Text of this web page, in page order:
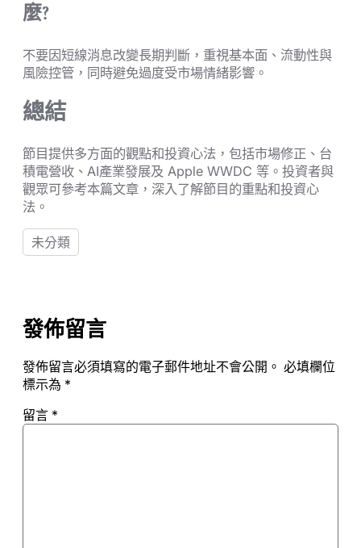
麼?
不要因短線消息改變長期判斷，重視基本面、流動性與
風險控管，同時避免過度受市場情緒影響。
總結
節目提供多方面的觀點和投資心法，包括市場修正、台
積電營收、AI產業發展及 Apple WWDC 等。投資者與
觀眾可參考本篇文章，深入了解節目的重點和投資心
法。
未分類
發佈留言
發佈留言必須填寫的電子郵件地址不會公開。 必填欄位
標示為 *
留言 *